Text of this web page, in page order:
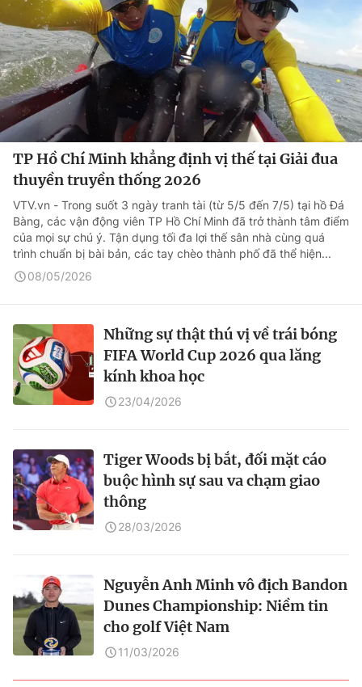
TP Hồ Chí Minh khẳng định vị thế tại Giải đua
thuyền truyền thống 2026
VTV.vn - Trong suốt 3 ngày tranh tài (từ 5/5 đến 7/5) tại hồ Đá
Bàng, các vận động viên TP Hồ Chí Minh đã trở thành tâm điểm
của mọi sự chú ý. Tận dụng tối đa lợi thế sân nhà cùng quá
trình chuẩn bị bài bản, các tay chèo thành phố đã thể hiện...
08/05/2026
Những sự thật thú vị về trái bóng
FIFA World Cup 2026 qua lăng
kính khoa học
23/04/2026
Tiger Woods bị bắt, đối mặt cáo
buộc hình sự sau va chạm giao
thông
28/03/2026
Nguyễn Anh Minh vô địch Bandon
Dunes Championship: Niềm tin
cho golf Việt Nam
11/03/2026